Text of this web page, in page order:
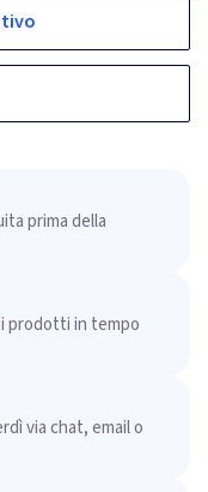
prima della
prodotti in tempo
via chat, email o